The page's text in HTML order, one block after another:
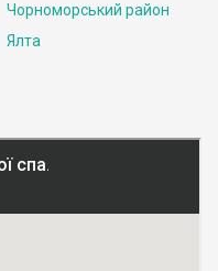
Чорноморський район
Ялта